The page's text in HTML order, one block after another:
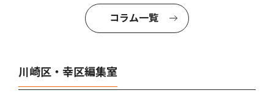
コラム一覧
川崎区・幸区編集室